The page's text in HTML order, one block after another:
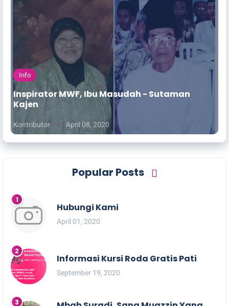
Info
Inspirator MWF, Ibu Masudah - Sutaman
Kajen
Kontributor April 08, 2020
Popular Posts
Hubungi Kami
April 01, 2020
Informasi Kursi Roda Gratis Pati
September 19, 2020